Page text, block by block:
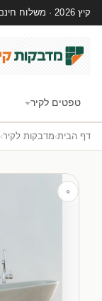
קיץ 2026 · משלוח חינם מ-₪300 · ייצור 48 שעות · 15,000+ לקוחות מרוצים
טפטים לקיר
דף הבית›מדבקות לקיר›